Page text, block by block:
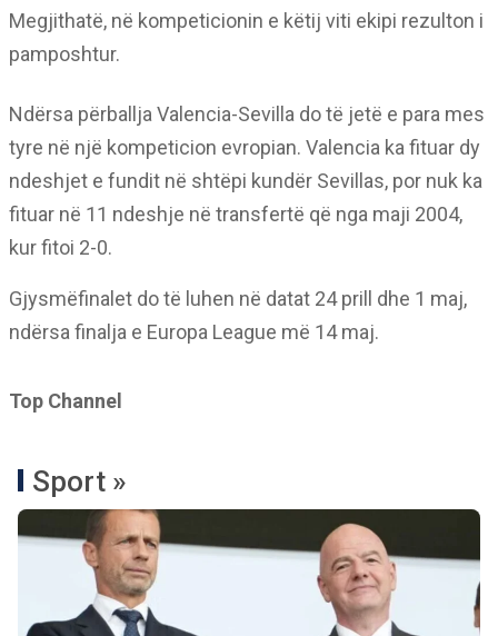
Megjithatë, në kompeticionin e këtij viti ekipi rezulton i
pamposhtur.
Ndërsa përballja Valencia-Sevilla do të jetë e para mes
tyre në një kompeticion evropian. Valencia ka fituar dy
ndeshjet e fundit në shtëpi kundër Sevillas, por nuk ka
fituar në 11 ndeshje në transfertë që nga maji 2004,
kur fitoi 2-0.
Gjysmëfinalet do të luhen në datat 24 prill dhe 1 maj,
ndërsa finalja e Europa League më 14 maj.
Top Channel
Sport »